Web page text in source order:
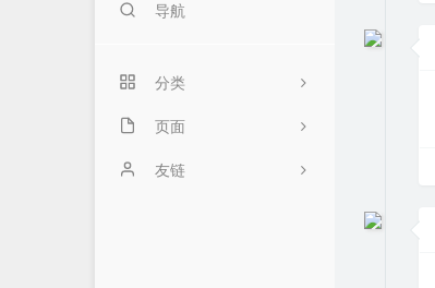
导航
分类
计算机
数学
页面
仓库友链